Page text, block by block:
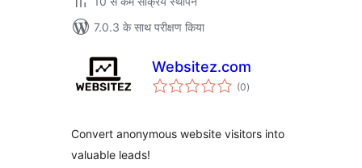
7.0.3 के साथ परीक्षण किया
Websitez.com
(0कुल
दर)
Convert anonymous website visitors into
valuable leads!